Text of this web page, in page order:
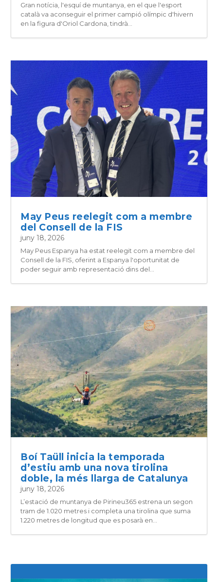
Gran notícia, l'esquí de muntanya, en el que l'esport
català va aconseguir el primer campió olímpic d'hivern
en la figura d'Oriol Cardona, tindrà...
May Peus reelegit com a membre
del Consell de la FIS
juny 18, 2026
May Peus Espanya ha estat reelegit com a membre del
Consell de la FIS, oferint a Espanya l'oportunitat de
poder seguir amb representació dins del...
Boí Taüll inicia la temporada
d’estiu amb una nova tirolina
doble, la més llarga de Catalunya
juny 18, 2026
L’estació de muntanya de Pirineu365 estrena un segon
tram de 1.020 metres i completa una tirolina que suma
1.220 metres de longitud que es posarà en...